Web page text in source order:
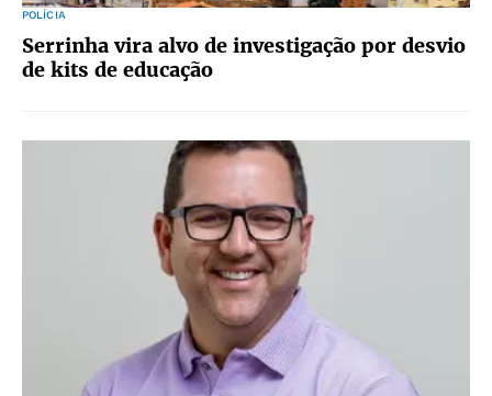
POLÍCIA
Serrinha vira alvo de investigação por desvio
de kits de educação